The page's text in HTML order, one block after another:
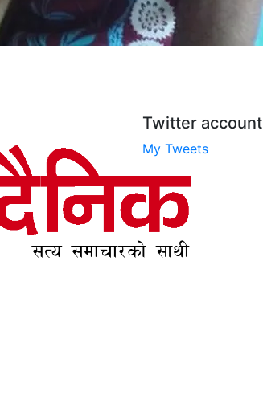
Twitter account
My Tweets